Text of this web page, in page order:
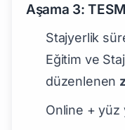
Aşama 3:
Stajyerlik
Eğitim ve
düzenlenen
Online + yüz